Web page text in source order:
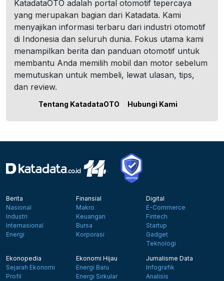
KatadataOTO adalah portal otomotif tepercaya
yang merupakan bagian dari Katadata. Kami
menyajikan informasi terbaru dari industri otomotif
di Indonesia dan seluruh dunia. Fokus utama kami
menampilkan berita dan panduan otomotif untuk
membantu Anda memilih mobil dan motor sebelum
memutuskan untuk membeli, lewat ulasan, tips,
dan review.
Tentang KatadataOTO Hubungi Kami
Berita
Nasional
Industri
Internasional
Energi
Finansial
Makro
Keuangan
Bursa
Korporasi
Digital
E-Commerce
Fintech
Startup
Gadget
Teknologi
Ekonopedia
Sejarah Ekonomi
Profil
Ekonomi Hijau
Energi Baru
Energi Sirkular
Jurnalisme Data
Infografik
Analisis